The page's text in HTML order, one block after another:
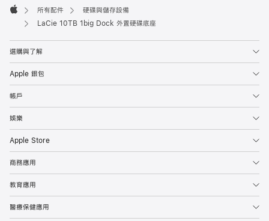
Apple
所有配件
硬碟與儲存設備
LaCie 10TB 1big Dock 外置硬碟底座
選購與了解
Apple 銀包
帳戶
娛樂
Apple Store
商務應用
教育應用
醫療保健應用